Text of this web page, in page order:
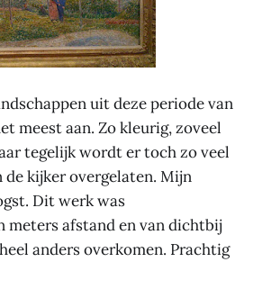
uit deze periode van
meest aan. Zo kleurig, zoveel
tegelijk wordt er toch zo veel
de kijker overgelaten. Mijn
Dit werk was
meters afstand en van dichtbij
anders overkomen. Prachtig